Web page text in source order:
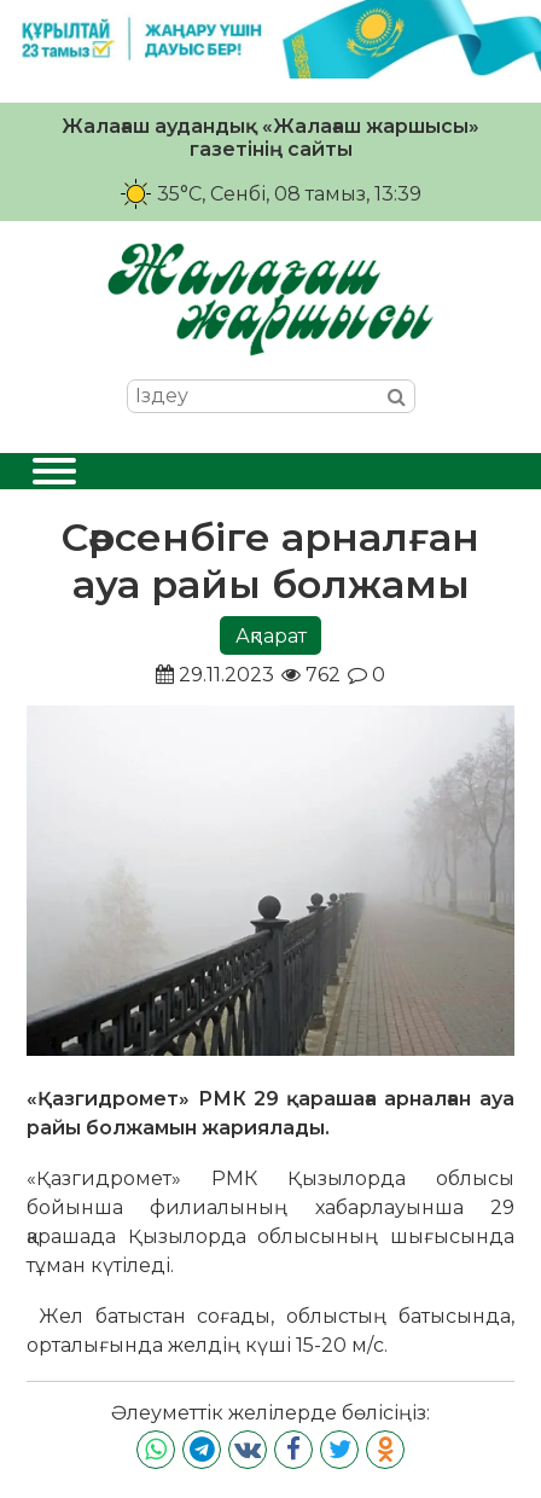
Жалағаш аудандық «Жалағаш жаршысы»
газетінің сайты
35°C, Сенбі, 08 тамыз, 13:39
Сәрсенбіге арналған
ауа райы болжамы
Ақпарат
29.11.2023
762 0
«Қазгидромет» РМК 29 қарашаға арналған ауа
райы болжамын жариялады.
«Қазгидромет» РМК Қызылорда облысы
бойынша филиалының хабарлауынша 29
қарашада Қызылорда облысының шығысында
тұман күтіледі.
Жел батыстан соғады, облыстың батысында,
орталығында желдің күші 15-20 м/с.
Әлеуметтік желілерде бөлісіңіз: